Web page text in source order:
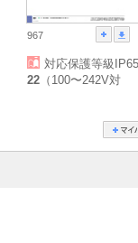
967
対応保護等級IP65
22 （100〜242V対